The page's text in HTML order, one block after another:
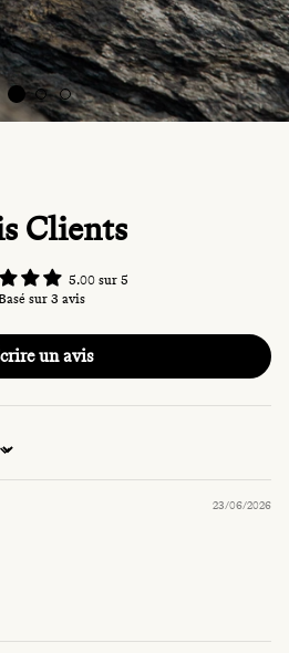
Clients
5.00 sur 5
sur 3 avis
un avis
23/06/2026